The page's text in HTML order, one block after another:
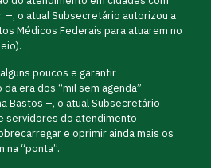
o atual Subsecretário autorizou a
Médicos Federais para atuarem no
poucos e garantir
era dos “mil sem agenda” –
Bastos –, o atual Subsecretário
servidores do atendimento
e oprimir ainda mais os
na “ponta”.